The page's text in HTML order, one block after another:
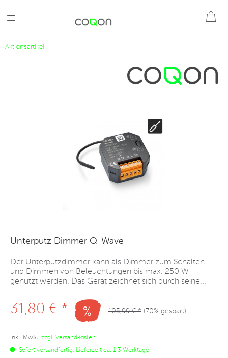
Aktionsartikel
Unterputz Dimmer Q-Wave
Der Unterputzdimmer kann als Dimmer zum Schalten
und Dimmen von Beleuchtungen bis max. 250 W
genutzt werden. Das Gerät zeichnet sich durch seine...
31,80 € * 105,99 € * (70% gespart)
inkl. MwSt. zzgl. Versandkosten
Sofort versandfertig, Lieferzeit ca. 1-3 Werktage